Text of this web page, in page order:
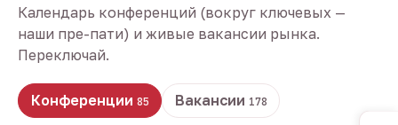
Календарь конференций (вокруг ключевых —
наши пре-пати) и живые вакансии рынка.
Переключай.
Конференции 85 Вакансии 178